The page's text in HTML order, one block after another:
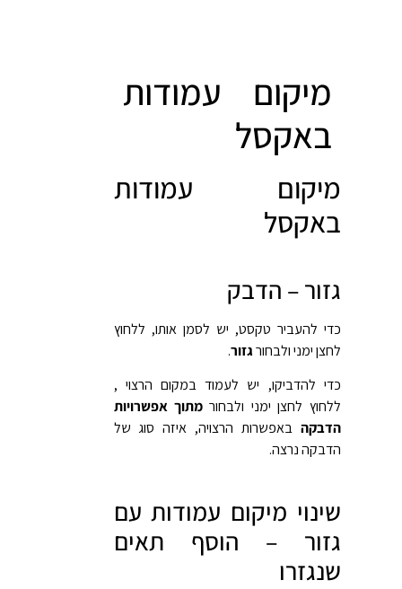
מיקום עמודות
באקסל
מיקום עמודות
באקסל
גזור – הדבק
כדי להעביר טקסט, יש לסמן אותו, ללחוץ
לחצן ימני ולבחורגזור.
כדי להדביקו, יש לעמוד במקום הרצוי ,
ללחוץ לחצן ימני ולבחורמתוך אפשרויות
הדבקה באפשרות הרצויה, איזה סוג של
הדבקה נרצה.
שינוי מיקום עמודות עם
גזור – הוסף תאים
שנגזרו